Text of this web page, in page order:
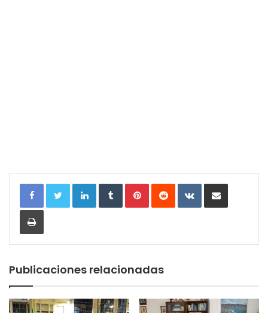
LinkedInTumblrPinterestReddit VKontakteCompartir por correo
Imprimir
Publicaciones relacionadas